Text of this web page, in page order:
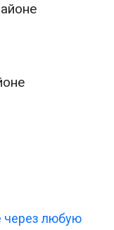
через любую